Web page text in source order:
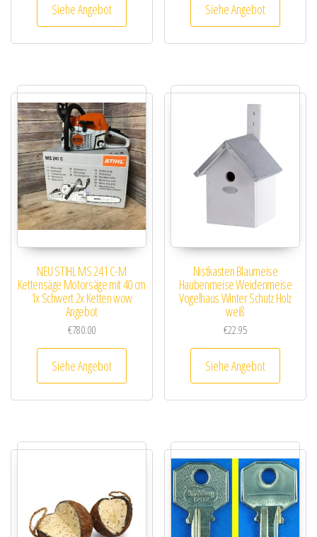
Siehe Angebot Siehe Angebot
NEU STIHL MS 241 C-M
Kettensäge Motorsäge mit 40 cm
1x Schwert 2x Ketten wow
Angebot
€780.00
Siehe Angebot
Nistkasten Blaumeise
Haubenmeise Weidenmeise
Vogelhaus Winter Schutz Holz
weiß
€22.95
Siehe Angebot